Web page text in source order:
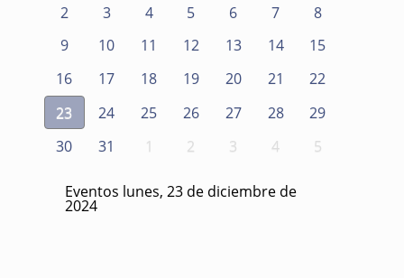
2
3 4 5 6 7
8
9
10 11 12 13 14
15
16
17 18 19 20 21
22
23
24 25 26 27 28
29
30
31 1 2 3 4 5
Eventos lunes, 23 de diciembre de
2024